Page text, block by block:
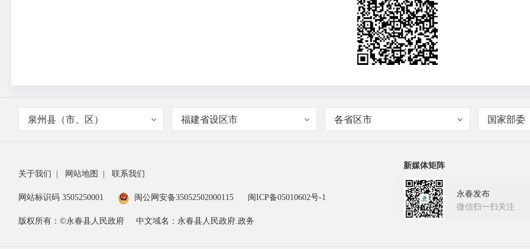
泉州县（市、区） 福建省设区市 各省区市 国家部委
关于我们 网站地图 联系我们
网站标识码 3505250001 闽公网安备35052502000115 闽ICP备05010602号-1
版权所有：©永春县人民政府 中文域名：永春县人民政府.政务
新媒体矩阵
永春发布
微信扫一扫关注